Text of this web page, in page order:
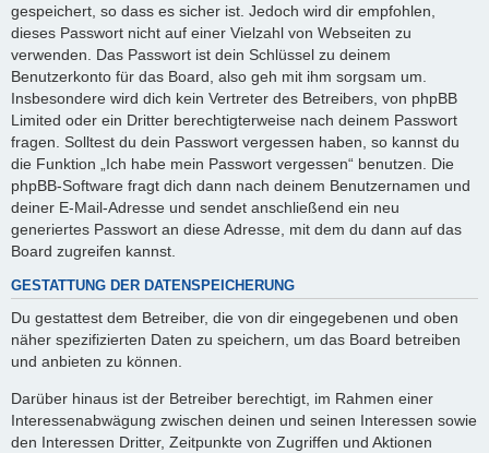
gespeichert, so dass es sicher ist. Jedoch wird dir empfohlen,
dieses Passwort nicht auf einer Vielzahl von Webseiten zu
verwenden. Das Passwort ist dein Schlüssel zu deinem
Benutzerkonto für das Board, also geh mit ihm sorgsam um.
Insbesondere wird dich kein Vertreter des Betreibers, von phpBB
Limited oder ein Dritter berechtigterweise nach deinem Passwort
fragen. Solltest du dein Passwort vergessen haben, so kannst du
die Funktion „Ich habe mein Passwort vergessen“ benutzen. Die
phpBB-Software fragt dich dann nach deinem Benutzernamen und
deiner E-Mail-Adresse und sendet anschließend ein neu
generiertes Passwort an diese Adresse, mit dem du dann auf das
Board zugreifen kannst.
GESTATTUNG DER DATENSPEICHERUNG
Du gestattest dem Betreiber, die von dir eingegebenen und oben
näher spezifizierten Daten zu speichern, um das Board betreiben
und anbieten zu können.
Darüber hinaus ist der Betreiber berechtigt, im Rahmen einer
Interessenabwägung zwischen deinen und seinen Interessen sowie
den Interessen Dritter, Zeitpunkte von Zugriffen und Aktionen